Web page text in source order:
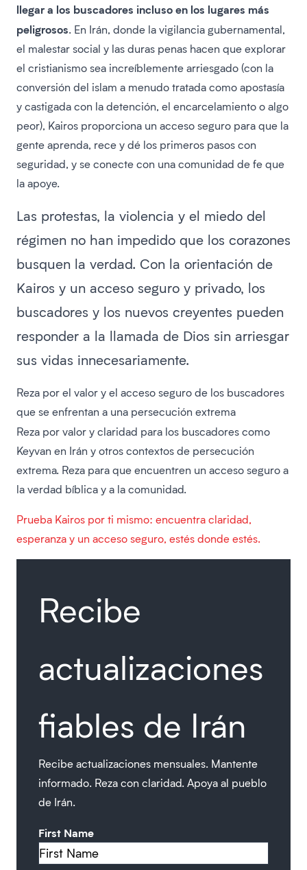
llegar a los buscadores incluso en los lugares más
peligrosos. En Irán, donde la vigilancia gubernamental,
el malestar social y las duras penas hacen que explorar
el cristianismo sea increíblemente arriesgado (con la
conversión del islam a menudo tratada como apostasía
y castigada con la detención, el encarcelamiento o algo
peor), Kairos proporciona un acceso seguro para que la
gente aprenda, rece y dé los primeros pasos con
seguridad, y se conecte con una comunidad de fe que
la apoye.
Las protestas, la violencia y el miedo del
régimen no han impedido que los corazones
busquen la verdad. Con la orientación de
Kairos y un acceso seguro y privado, los
buscadores y los nuevos creyentes pueden
responder a la llamada de Dios sin arriesgar
sus vidas innecesariamente.
Reza por el valor y el acceso seguro de los buscadores
que se enfrentan a una persecución extrema
Reza por valor y claridad para los buscadores como
Keyvan en Irán y otros contextos de persecución
extrema. Reza para que encuentren un acceso seguro a
la verdad bíblica y a la comunidad.
Prueba Kairos por ti mismo: encuentra claridad,
esperanza y un acceso seguro, estés donde estés.
Recibe
actualizaciones
fiables de Irán
Recibe actualizaciones mensuales. Mantente
informado. Reza con claridad. Apoya al pueblo
de Irán.
First Name